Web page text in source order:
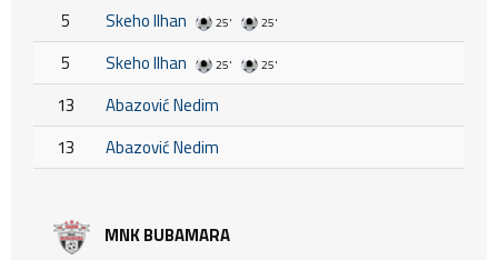
5
Skeho Ilhan 25' 25'
5 Skeho Ilhan 25' 25'
13
Abazović Nedim
13
Abazović Nedim
MNK BUBAMARA